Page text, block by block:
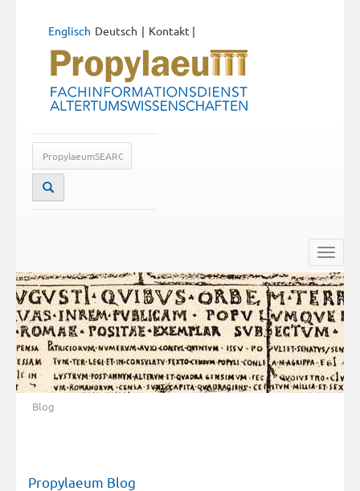
Deutsch
Englisch Kontakt |
Toggle
Blog
Propylaeum Blog